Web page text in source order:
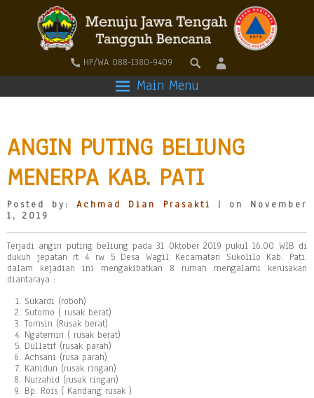
HP/WA 088-1380-9409
Main Menu
ANGIN PUTING BELIUNG
MENERPA KAB. PATI
Posted by:Achmad Dian Prasakti
| on November
1, 2019
Terjadi angin puting beliung pada 31 Oktober 2019 pukul 16.00 WIB di
dukuh jepatan rt 4 rw 5 Desa Wagil Kecamatan Sukolilo Kab. Pati.
dalam kejadian ini mengakibatkan 8 rumah mengalami kerusakan
diantaraya :
Sukardi (roboh)
Sutomo ( rusak berat)
Tomsin (Rusak berat)
Ngatemin ( rusak berat)
Dullatif (rusak parah)
Achsani (rusa parah)
Kanidun (rusak ringan)
Nurzahid (rusak ringan)
Bp. Rois ( Kandang rusak )